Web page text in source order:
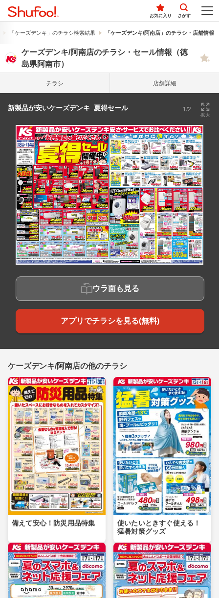
お気に入り さがす
「ケーズデンキ」のチラシ検索結果 「ケーズデンキ/阿南店」のチラシ・店舗情報
ケーズデンキ/阿南店のチラシ・セール情報（徳
島県阿南市）
チラシ 店舗詳細
新製品が安いケーズデンキ_夏得セール 1/2
拡大
ウラ面も見る
アプリでチラシを見る(無料)
ケーズデンキ/阿南店の他のチラシ
備えて安心！防災用品特集
使いたいときすぐ使える！
猛暑対策グッズ